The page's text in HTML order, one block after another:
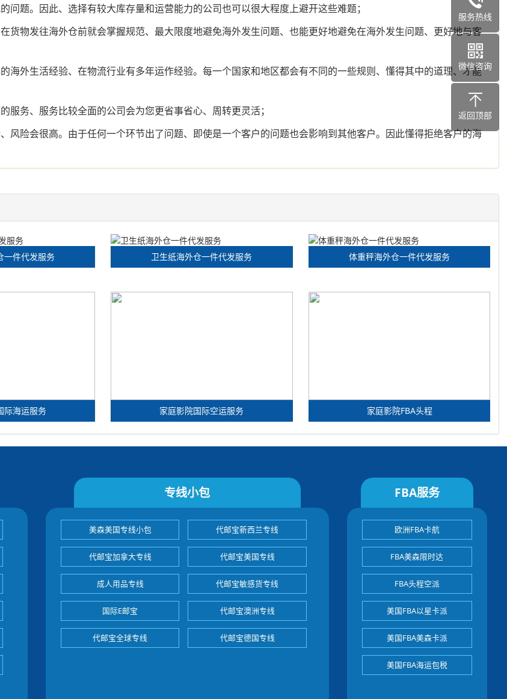
题。因此、选择有较大库存量和运营能力的公司也可以很大程度上避开这些难题；
货物发往海外仓前就会掌握规范、最大限度地避免海外发生问题、也能更好地避免在海外发生问题、更好地与客
海外生活经验、在物流行业有多年运作经验。每一个国家和地区都会有不同的一些规则、懂得其中的道理、才能
务、服务比较全面的公司会为您更省事省心、周转更灵活；
风险会很高。由于任何一个环节出了问题、即使是一个客户的问题也会影响到其他客户。因此懂得拒绝客户的海
一件代发服务 卫生纸海外仓一件代发服务 体重秤海外仓一件代发服务
际海运服务 家庭影院国际空运服务 家庭影院FBA头程
专线小包
美森美国专线小包 代邮宝新西兰专线
代邮宝加拿大专线 代邮宝美国专线
成人用品专线 代邮宝敏感货专线
国际E邮宝 代邮宝澳洲专线
代邮宝全球专线 代邮宝德国专线
FBA服务
欧洲FBA卡航
FBA美森限时达
FBA头程空派
美国FBA以星卡派
美国FBA美森卡派
美国FBA海运包税
服务热线
微信咨询
返回顶部